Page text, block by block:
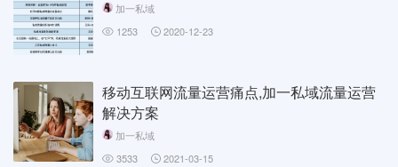
加一私域
1253
2020-12-23
移动互联网流量运营痛点,加一私域流量运营
解决方案
加一私域
3533
2021-03-15